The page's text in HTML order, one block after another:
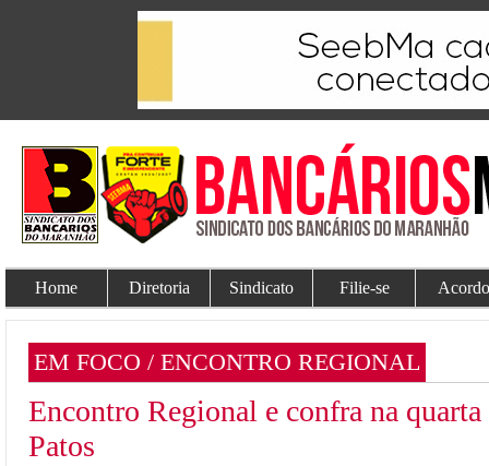
Home Diretoria Sindicato Filie-se
EM FOCO / ENCONTRO REGIONAL
Encontro Regional e confra na
Patos